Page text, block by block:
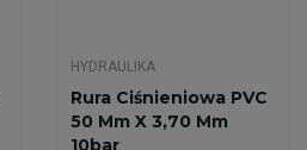
HYDRAULIKA
Rura Ciśnieniowa PVC
50 Mm X 3,70 Mm
10bar